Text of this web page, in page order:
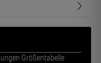
Größentabelle